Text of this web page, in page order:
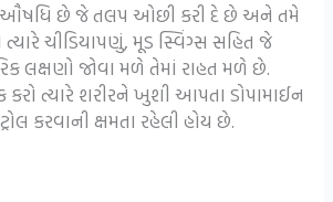
છે જે તલપ ઓછી કરી દે છે અને તમે
ત્યારે ચીડિયાપણું, મૂડ સ્વિંગ્સ સહિત જે
લક્ષણો જોવા મળે તેમાં રાહત મળે છે.
ત્યારે શરીરને ખુશી આપતા ડોપામાઈન
કરવાની ક્ષમતા રહેલી હોય છે.